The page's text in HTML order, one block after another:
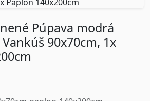
Púpava modrá
90x70cm, 1x